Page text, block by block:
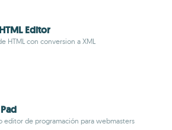
Editor
HTML con conversion a XML
editor de programación para webmasters